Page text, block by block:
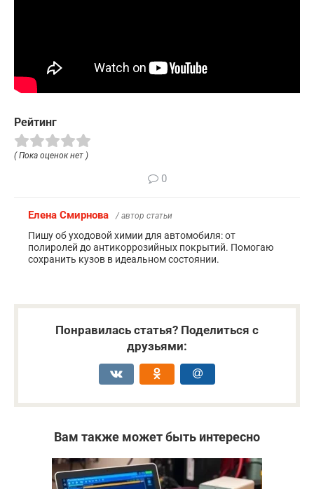
Рейтинг
( Пока оценок нет )
0
Елена Смирнова / автор статьи
Пишу об уходовой химии для автомобиля: от
полиролей до антикоррозийных покрытий. Помогаю
сохранить кузов в идеальном состоянии.
Понравилась статья? Поделиться с
друзьями:
Вам также может быть интересно